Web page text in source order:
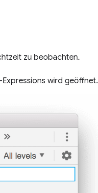
zu beobachten.
wird geöffnet.